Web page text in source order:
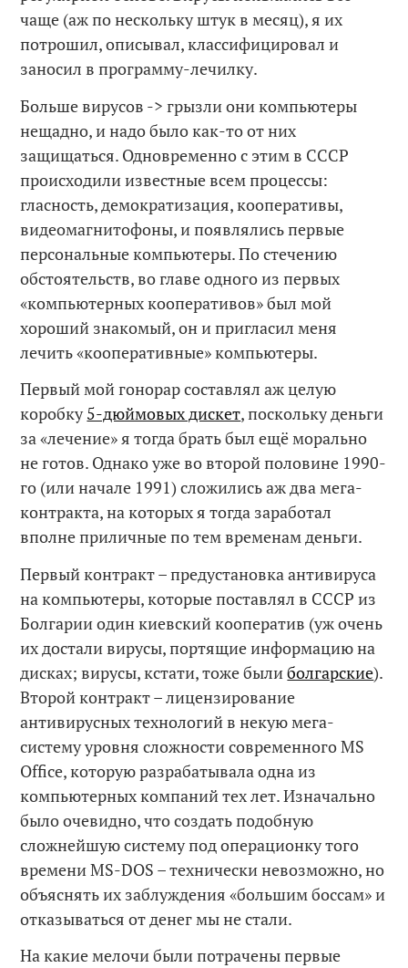
чаще (аж по нескольку штук в месяц), я их
потрошил, описывал, классифицировал и
заносил в программу-лечилку.
Больше вирусов -> грызли они компьютеры
нещадно, и надо было как-то от них
защищаться. Одновременно с этим в СССР
происходили известные всем процессы:
гласность, демократизация, кооперативы,
видеомагнитофоны, и появлялись первые
персональные компьютеры. По стечению
обстоятельств, во главе одного из первых
«компьютерных кооперативов» был мой
хороший знакомый, он и пригласил меня
лечить «кооперативные» компьютеры.
Первый мой гонорар составлял аж целую
коробку5-дюймовых дискет, поскольку деньги
за «лечение» я тогда брать был ещё морально
не готов. Однако уже во второй половине 1990-
го (или начале 1991) сложились аж два мега-
контракта, на которых я тогда заработал
вполне приличные по тем временам деньги.
Первый контракт – предустановка антивируса
на компьютеры, которые поставлял в СССР из
Болгарии один киевский кооператив (уж очень
их достали вирусы, портящие информацию на
дисках; вирусы, кстати, тоже былиболгарские).
Второй контракт – лицензирование
антивирусных технологий в некую мега-
систему уровня сложности современного MS
Office, которую разрабатывала одна из
компьютерных компаний тех лет. Изначально
было очевидно, что создать подобную
сложнейшую систему под операционку того
времени MS-DOS – технически невозможно, но
объяснять их заблуждения «большим боссам» и
отказываться от денег мы не стали.
На какие мелочи были потрачены первые